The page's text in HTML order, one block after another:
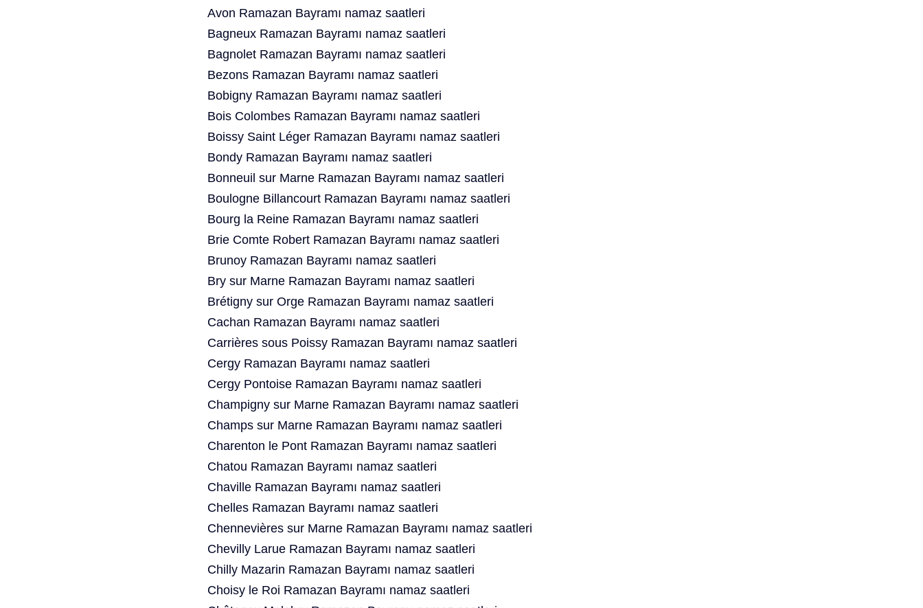
Avon Ramazan Bayramı namaz saatleri
Bagneux Ramazan Bayramı namaz saatleri
Bagnolet Ramazan Bayramı namaz saatleri
Bezons Ramazan Bayramı namaz saatleri
Bobigny Ramazan Bayramı namaz saatleri
Bois Colombes Ramazan Bayramı namaz saatleri
Boissy Saint Léger Ramazan Bayramı namaz saatleri
Bondy Ramazan Bayramı namaz saatleri
Bonneuil sur Marne Ramazan Bayramı namaz saatleri
Boulogne Billancourt Ramazan Bayramı namaz saatleri
Bourg la Reine Ramazan Bayramı namaz saatleri
Brie Comte Robert Ramazan Bayramı namaz saatleri
Brunoy Ramazan Bayramı namaz saatleri
Bry sur Marne Ramazan Bayramı namaz saatleri
Brétigny sur Orge Ramazan Bayramı namaz saatleri
Cachan Ramazan Bayramı namaz saatleri
Carrières sous Poissy Ramazan Bayramı namaz saatleri
Cergy Ramazan Bayramı namaz saatleri
Cergy Pontoise Ramazan Bayramı namaz saatleri
Champigny sur Marne Ramazan Bayramı namaz saatleri
Champs sur Marne Ramazan Bayramı namaz saatleri
Charenton le Pont Ramazan Bayramı namaz saatleri
Chatou Ramazan Bayramı namaz saatleri
Chaville Ramazan Bayramı namaz saatleri
Chelles Ramazan Bayramı namaz saatleri
Chennevières sur Marne Ramazan Bayramı namaz saatleri
Chevilly Larue Ramazan Bayramı namaz saatleri
Chilly Mazarin Ramazan Bayramı namaz saatleri
Choisy le Roi Ramazan Bayramı namaz saatleri